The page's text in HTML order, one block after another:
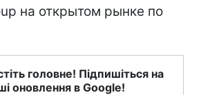
на открытом рынке по
головне! Підпишіться на
оновлення в Google!